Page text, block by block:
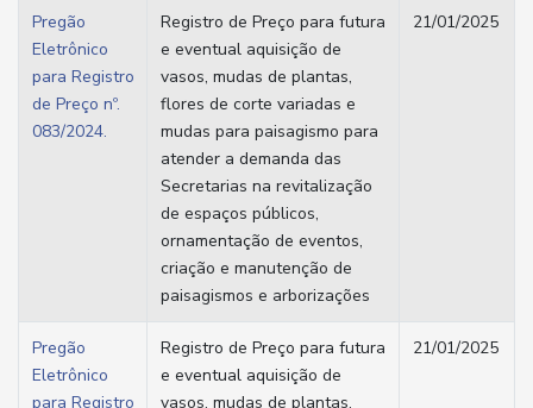
Pregão
Eletrônico
para Registro
de Preço nº.
083/2024.
Registro de Preço para futura
e eventual aquisição de
vasos, mudas de plantas,
flores de corte variadas e
mudas para paisagismo para
atender a demanda das
Secretarias na revitalização
de espaços públicos,
ornamentação de eventos,
criação e manutenção de
paisagismos e arborizações
21/01/2025
Pregão
Eletrônico
para Registro
Registro de Preço para futura
e eventual aquisição de
vasos, mudas de plantas,
21/01/2025